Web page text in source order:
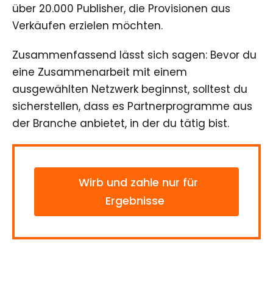
über 20.000 Publisher, die Provisionen aus
Verkäufen erzielen möchten.
Zusammenfassend lässt sich sagen: Bevor du
eine Zusammenarbeit mit einem
ausgewählten Netzwerk beginnst, solltest du
sicherstellen, dass es Partnerprogramme aus
der Branche anbietet, in der du tätig bist.
Wirb und zahle nur für
Ergebnisse